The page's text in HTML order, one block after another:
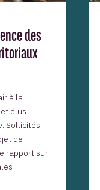
des
à la
élus
Sollicités
de
rapport sur